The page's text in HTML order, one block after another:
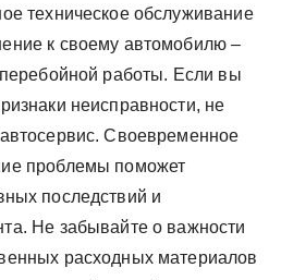
техническое обслуживание
к своему автомобилю –
работы. Если вы
неисправности, не
Своевременное
проблемы поможет
последствий и
Не забывайте о важности
расходных материалов